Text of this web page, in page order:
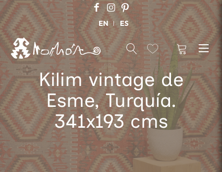
EN ES
Kilim vintage de
Esme, Turquía.
341x193 cms